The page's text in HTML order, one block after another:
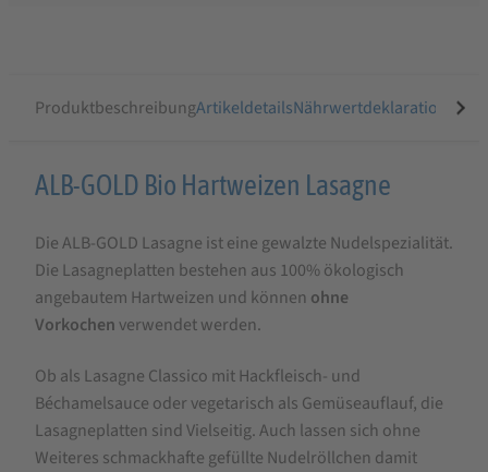
ProduktbeschreibungArtikeldetailsNährwertdeklaration
Produktbeschreibung
ALB-
GOLD
Bio
Lasagne
ALB-GOLD Bio Hartweizen Lasagne
Die ALB-GOLD Lasagne ist eine gewalzte Nudelspezialität.
Die Lasagneplatten bestehen aus 100% ökologisch
angebautem Hartweizen und können ohne
Vorkochen verwendet werden.
Ob als Lasagne Classico mit Hackfleisch- und
Béchamelsauce oder vegetarisch als Gemüseauflauf, die
Lasagneplatten sind Vielseitig. Auch lassen sich ohne
Weiteres schmackhafte gefüllte Nudelröllchen damit